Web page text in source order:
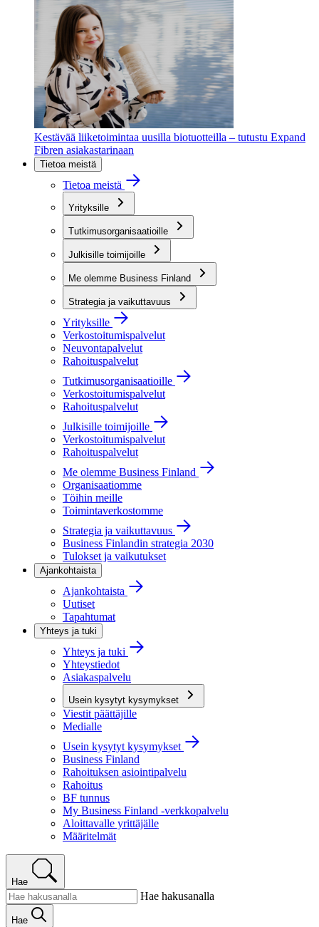
Kestävää liiketoimintaa uusilla biotuotteilla – tutustu Expand
Fibren asiakastarinaan
Tietoa meistä
Tietoa meistä
Yrityksille
Tutkimusorganisaatioille
Julkisille toimijoille
Me olemme Business Finland
Strategia ja vaikuttavuus
Yrityksille
Verkostoitumispalvelut
Neuvontapalvelut
Rahoituspalvelut
Tutkimusorganisaatioille
Verkostoitumispalvelut
Rahoituspalvelut
Julkisille toimijoille
Verkostoitumispalvelut
Rahoituspalvelut
Me olemme Business Finland
Organisaatiomme
Töihin meille
Toimintaverkostomme
Strategia ja vaikuttavuus
Business Finlandin strategia 2030
Tulokset ja vaikutukset
Ajankohtaista
Ajankohtaista
Uutiset
Tapahtumat
Yhteys ja tuki
Yhteys ja tuki
Yhteystiedot
Asiakaspalvelu
Usein kysytyt kysymykset
Viestit päättäjille
Medialle
Usein kysytyt kysymykset
Business Finland
Rahoituksen asiointipalvelu
Rahoitus
BF tunnus
My Business Finland -verkkopalvelu
Aloittavalle yrittäjälle
Määritelmät
Hae
Hae hakusanalla
Hae